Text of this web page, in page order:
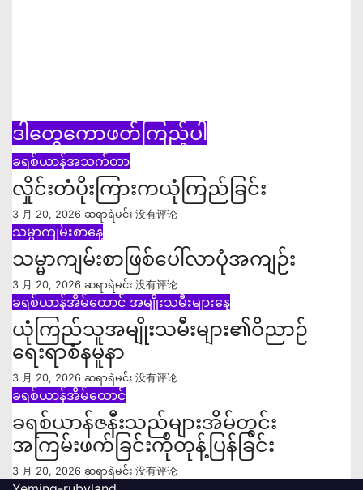
ဒါတွေကောဖတ်ကြည့်ပါ
ခရစ်ယာန်အသက်တာ
လှိုင်းတံပိုးကြားကယုံကြည်ခြင်း
3 月 20, 2026 ဆရာရဲမင်း 没有评论
သမ္မာကျမ်းစာနေ့
သမ္မာကျမ်းစာဖြစ်ပေါ်လာပုံအကျဉ်း
3 月 20, 2026 ဆရာရဲမင်း 没有评论
ခရစ်ယာန်အိမ်ထောင် အမျိုးသမီးများနေ့
ယုံကြည်သူအမျိုးသမီးများ၏ဝိညာဉ်
ရေးရာစံနမူနာ
3 月 20, 2026 ဆရာရဲမင်း 没有评论
ခရစ်ယာန်အိမ်ထောင်
ခရစ်ယာန်ဇနီးသည်များအိမ်တွင်း
အကြမ်းဖက်ခြင်းကိုတုန့်ပြန်ခြင်း
3 月 20, 2026 ဆရာရဲမင်း 没有评论